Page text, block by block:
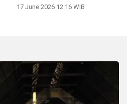
17 June 2026 12:16 WIB